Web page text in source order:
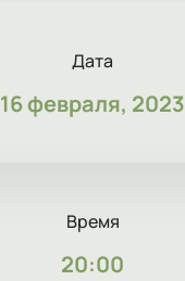
Дата
16 февраля, 2023
Время
20:00